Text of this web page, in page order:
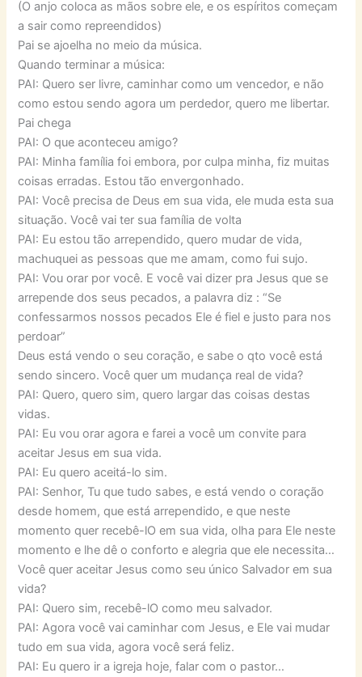
(O anjo coloca as mãos sobre ele, e os espíritos começam
a sair como repreendidos)
Pai se ajoelha no meio da música.
Quando terminar a música:
PAI: Quero ser livre, caminhar como um vencedor, e não
como estou sendo agora um perdedor, quero me libertar.
Pai chega
PAI: O que aconteceu amigo?
PAI: Minha família foi embora, por culpa minha, fiz muitas
coisas erradas. Estou tão envergonhado.
PAI: Você precisa de Deus em sua vida, ele muda esta sua
situação. Você vai ter sua família de volta
PAI: Eu estou tão arrependido, quero mudar de vida,
machuquei as pessoas que me amam, como fui sujo.
PAI: Vou orar por você. E você vai dizer pra Jesus que se
arrepende dos seus pecados, a palavra diz : “Se
confessarmos nossos pecados Ele é fiel e justo para nos
perdoar”
Deus está vendo o seu coração, e sabe o qto você está
sendo sincero. Você quer um mudança real de vida?
PAI: Quero, quero sim, quero largar das coisas destas
vidas.
PAI: Eu vou orar agora e farei a você um convite para
aceitar Jesus em sua vida.
PAI: Eu quero aceitá-lo sim.
PAI: Senhor, Tu que tudo sabes, e está vendo o coração
desde homem, que está arrependido, e que neste
momento quer recebê-lO em sua vida, olha para Ele neste
momento e lhe dê o conforto e alegria que ele necessita…
Você quer aceitar Jesus como seu único Salvador em sua
vida?
PAI: Quero sim, recebê-lO como meu salvador.
PAI: Agora você vai caminhar com Jesus, e Ele vai mudar
tudo em sua vida, agora você será feliz.
PAI: Eu quero ir a igreja hoje, falar com o pastor…